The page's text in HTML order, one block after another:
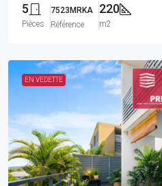
5
Pièces
7523MRKA
Référence
220
m2
EN VEDETTE